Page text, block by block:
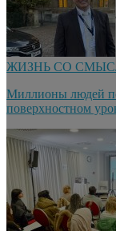
ЖИЗНЬ СО
Миллионы людей
поверхностном